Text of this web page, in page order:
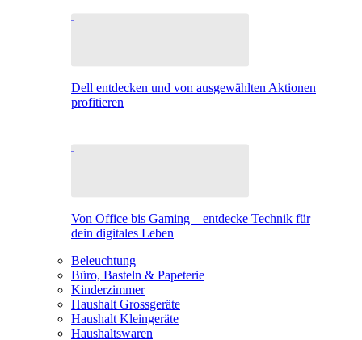
Dell entdecken und von ausgewählten Aktionen
profitieren
Von Office bis Gaming – entdecke Technik für
dein digitales Leben
Beleuchtung
Büro, Basteln & Papeterie
Kinderzimmer
Haushalt Grossgeräte
Haushalt Kleingeräte
Haushaltswaren